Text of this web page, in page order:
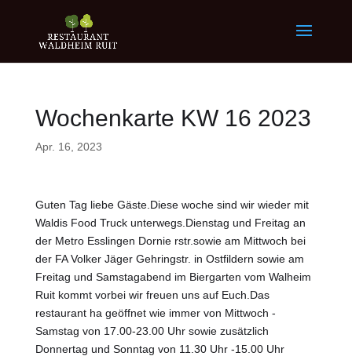
Wochenkarte KW 16 2023
Apr. 16, 2023
Guten Tag liebe Gäste.Diese woche sind wir wieder mit
Waldis Food Truck unterwegs.Dienstag und Freitag an
der Metro Esslingen Dornie rstr.sowie am Mittwoch bei
der FA Volker Jäger Gehringstr. in Ostfildern sowie am
Freitag und Samstagabend im Biergarten vom Walheim
Ruit kommt vorbei wir freuen uns auf Euch.Das
restaurant ha geöffnet wie immer von Mittwoch -
Samstag von 17.00-23.00 Uhr sowie zusätzlich
Donnertag und Sonntag von 11.30 Uhr -15.00 Uhr